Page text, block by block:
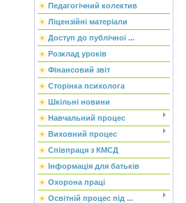
Педагогічний колектив
Ліцензійні матеріали
Доступ до публічної ...
Розклад уроків
Фінансовий звіт
Сторінка психолога
Шкільні новини
Навчальний процес
Виховний процес
Співпраця з КМСД
Інформація для батьків
Охорона праці
Освітній процес під ...